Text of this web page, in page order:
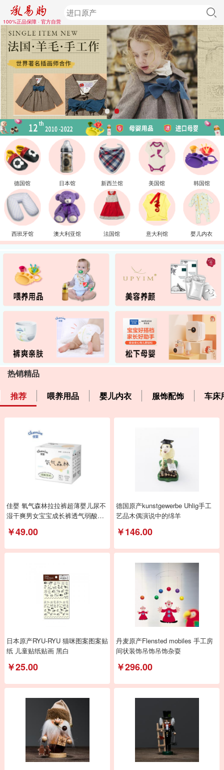
100%正品保障 · 官方自营
德国馆 日本馆 新西兰馆 美国馆 韩国馆
西班牙馆 澳大利亚馆 法国馆 意大利馆 婴儿内衣
热销精品
推荐
喂养用品 婴儿内衣 服饰配饰 车床
佳婴 氧气森林拉拉裤超薄婴儿尿不
湿干爽男女宝宝成长裤透气弱酸亲
￥49.00
德国原产kunstgewerbe Uhlig手工
艺品木偶演说中的绵羊
￥146.00
日本原产RYU-RYU 猫咪图案图案贴
纸 儿童贴纸贴画 黑白
￥25.00
丹麦原产Flensted mobiles 手工房
间状装饰吊饰吊饰杂耍
￥296.00